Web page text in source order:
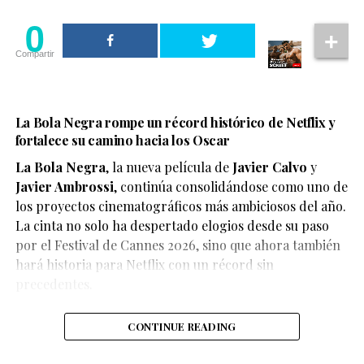
Según el medio estadounidense, Marvel Studios realizó
para interpretar al líder de los mutantes en el esperado
reinicio de la franquicia.
0
Compartir
La Bola Negra rompe un récord histórico de Netflix y
fortalece su camino hacia los Oscar
La Bola Negra, la nueva película de Javier Calvo y
Javier Ambrossi, continúa consolidándose como uno de
los proyectos cinematográficos más ambiciosos del año.
La cinta no solo ha despertado elogios desde su paso
por el Festival de Cannes 2026, sino que ahora también
hará historia para Netflix con un récord sin
CONTINUE READING